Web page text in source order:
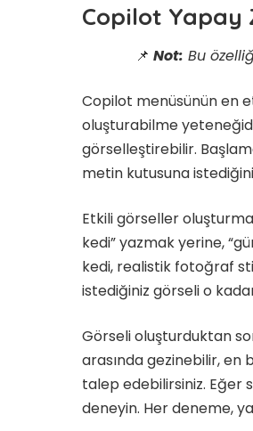
Copilot Yapay
📌 Not: Bu
Copilot menüsünün en
oluşturabilme
görselleştirebilir.
metin kutusuna
Etkili görseller
kedi” yazmak yerine,
kedi, realistik fotoğraf
istediğiniz görseli o
Görseli oluşturduktan
arasında gezinebilir, en
talep edebilirsiniz. Eğer
deneyin. Her deneme,